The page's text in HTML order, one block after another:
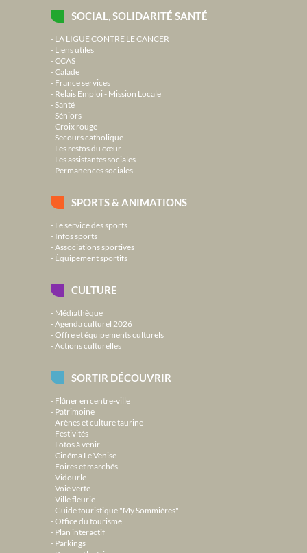
SOCIAL, SOLIDARITÉ SANTÉ
LA LIGUE CONTRE LE CANCER
Liens utiles
CCAS
Calade
France services
Relais Emploi - Mission Locale
Santé
Séniors
Croix rouge
Secours catholique
Les restos du cœur
Les assistantes sociales
Permanences sociales
SPORTS & ANIMATIONS
Le service des sports
Infos sports
Associations sportives
Équipement sportifs
CULTURE
Médiathèque
Agenda culturel 2026
Offre et équipements culturels
Actions culturelles
SORTIR DÉCOUVRIR
Flâner en centre-ville
Patrimoine
Arènes et culture taurine
Festivités
Lotos à venir
Cinéma Le Venise
Foires et marchés
Vidourle
Voie verte
Ville fleurie
Guide touristique "My Sommières"
Office du tourisme
Plan interactif
Parkings